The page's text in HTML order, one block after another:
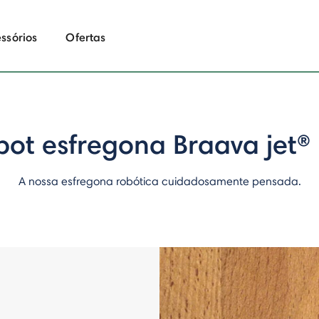
Ofertas
esfregona Braava jet®
A nossa esfregona robótica cuidadosamente pensada.